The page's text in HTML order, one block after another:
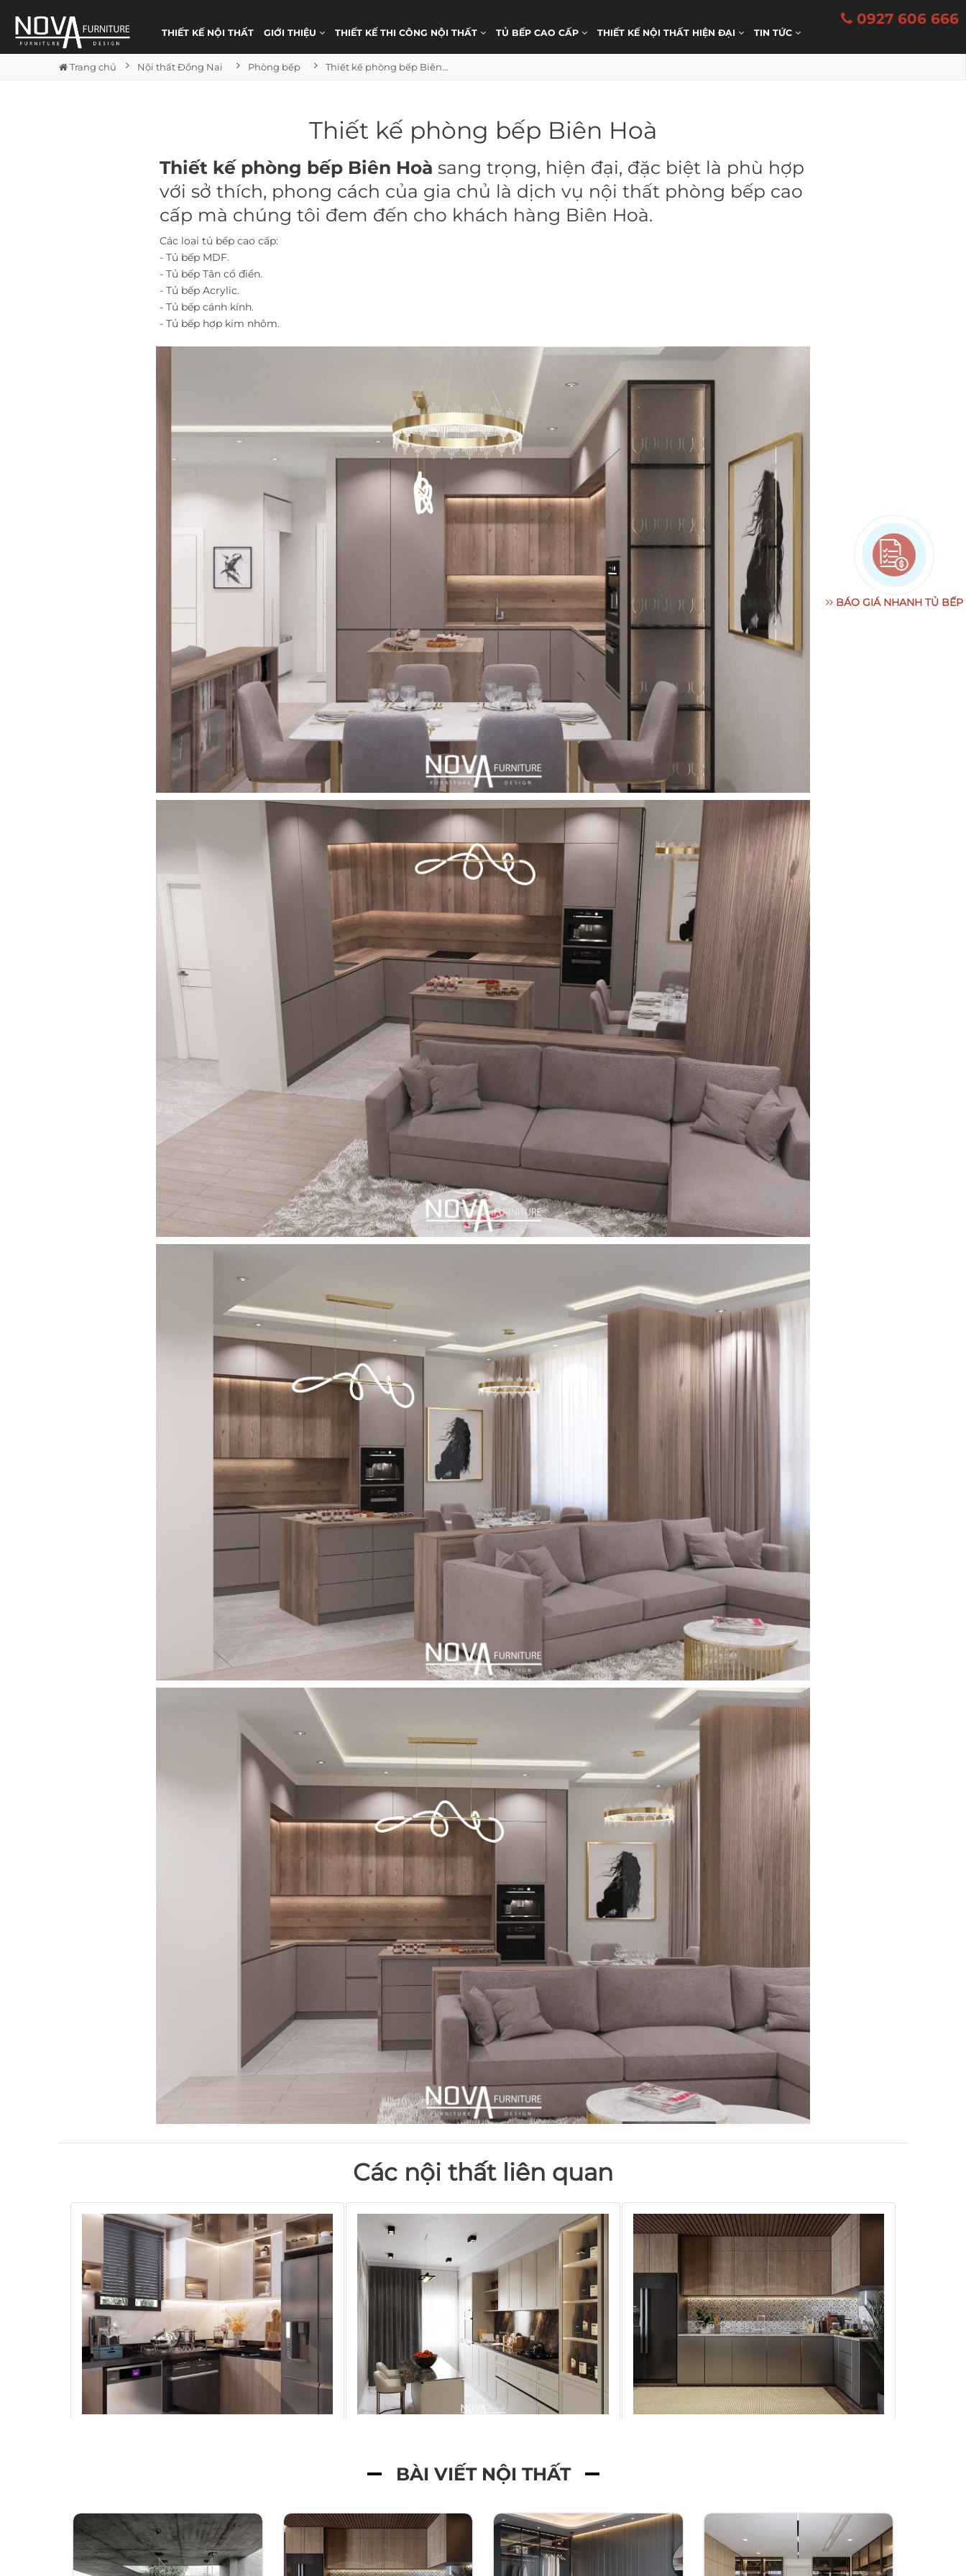
0927 606 666
THIẾT KẾ NỘI THẤT GIỚI THIỆU THIẾT KẾ THI CÔNG NỘI THẤT TỦ BẾP CAO CẤP THIẾT KẾ NỘI THẤT HIỆN ĐẠI TIN TỨC
Trang chủ Nội thất Đồng Nai Phòng bếp Thiết kế phòng bếp Biên Hoà
Thiết kế phòng bếp Biên Hoà
Thiết kế phòng bếp Biên Hoà sang trọng, hiện đại, đặc biệt là phù hợp
với sở thích, phong cách của gia chủ là dịch vụ nội thất phòng bếp cao
cấp mà chúng tôi đem đến cho khách hàng Biên Hoà.
Các loại tủ bếp cao cấp:
- Tủ bếp MDF.
- Tủ bếp Tân cổ điển.
- Tủ bếp Acrylic.
- Tủ bếp cánh kính.
- Tủ bếp hợp kim nhôm.
Các nội thất liên quan
BÀI VIẾT NỘI THẤT
BÁO GIÁ NHANH TỦ BẾP